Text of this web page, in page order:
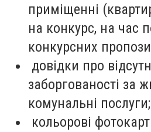
приміщенні
на конкурс, на час
конкурсних
довідки про
заборгованості за
комунальні послуги;
кольорові